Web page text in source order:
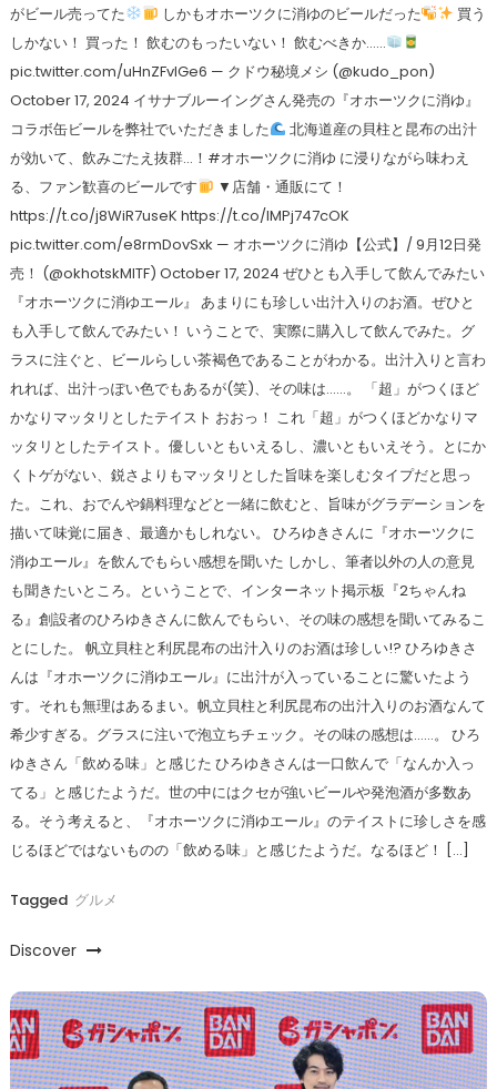
がビール売ってた
しかもオホーツクに消ゆのビールだった
買う
しかない！ 買った！ 飲むのもったいない！ 飲むべきか……
pic.twitter.com/uHnZFvlGe6 — クドウ秘境メシ (@kudo_pon)
October 17, 2024 イサナブルーイングさん発売の『オホーツクに消ゆ』
コラボ缶ビールを弊社でいただきました
北海道産の貝柱と昆布の出汁
が効いて、飲みごたえ抜群…！#オホーツクに消ゆ に浸りながら味わえ
る、ファン歓喜のビールです
▼店舗・通販にて！
https://t.co/j8WiR7useK https://t.co/IMPj747cOK
pic.twitter.com/e8rmDovSxk — オホーツクに消ゆ【公式】/ 9月12日発
売！ (@okhotskMITF) October 17, 2024 ぜひとも入手して飲んでみたい
『オホーツクに消ゆエール』 あまりにも珍しい出汁入りのお酒。ぜひと
も入手して飲んでみたい！ いうことで、実際に購入して飲んでみた。グ
ラスに注ぐと、ビールらしい茶褐色であることがわかる。出汁入りと言わ
れれば、出汁っぽい色でもあるが(笑)、その味は……。 「超」がつくほど
かなりマッタリとしたテイスト おおっ！ これ「超」がつくほどかなりマ
ッタリとしたテイスト。優しいともいえるし、濃いともいえそう。とにか
くトゲがない、鋭さよりもマッタリとした旨味を楽しむタイプだと思っ
た。これ、おでんや鍋料理などと一緒に飲むと、旨味がグラデーションを
描いて味覚に届き、最適かもしれない。 ひろゆきさんに『オホーツクに
消ゆエール』を飲んでもらい感想を聞いた しかし、筆者以外の人の意見
も聞きたいところ。ということで、インターネット掲示板『2ちゃんね
る』創設者のひろゆきさんに飲んでもらい、その味の感想を聞いてみるこ
とにした。 帆立貝柱と利尻昆布の出汁入りのお酒は珍しい!? ひろゆきさ
んは『オホーツクに消ゆエール』に出汁が入っていることに驚いたよう
す。それも無理はあるまい。帆立貝柱と利尻昆布の出汁入りのお酒なんて
希少すぎる。グラスに注いで泡立ちチェック。その味の感想は……。 ひろ
ゆきさん「飲める味」と感じた ひろゆきさんは一口飲んで「なんか入っ
てる」と感じたようだ。世の中にはクセが強いビールや発泡酒が多数あ
る。そう考えると、『オホーツクに消ゆエール』のテイストに珍しさを感
じるほどではないものの「飲める味」と感じたようだ。なるほど！ […]
Tagged グルメ
Discover